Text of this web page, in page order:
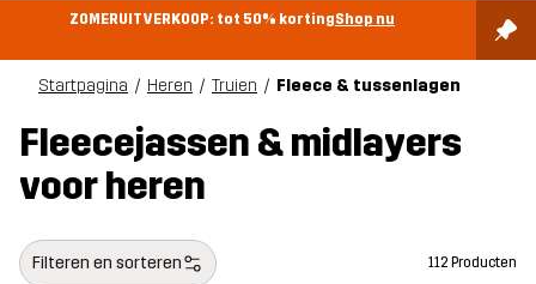
ZOMERUITVERKOOP: tot 50% kortingShop nu
Startpagina Heren Truien Fleece & tussenlagen
Fleecejassen & midlayers
voor heren
Filteren en sorteren 112 Producten